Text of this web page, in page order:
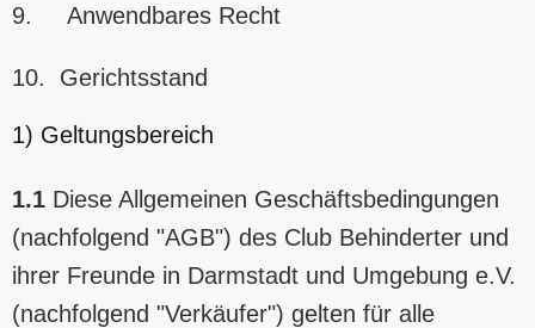
9. Anwendbares Recht
10. Gerichtsstand
1) Geltungsbereich
1.1 Diese Allgemeinen Geschäftsbedingungen
(nachfolgend "AGB") des Club Behinderter und
ihrer Freunde in Darmstadt und Umgebung e.V.
(nachfolgend "Verkäufer") gelten für alle